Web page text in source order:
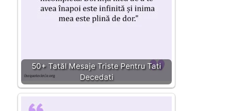
50+ Tatăl Mesaje Triste Pentru Tati
Decedati